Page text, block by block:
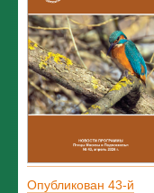
Опубликован 43-й